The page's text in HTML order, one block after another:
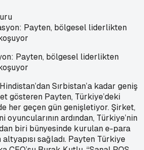
Payten, bölgesel liderlikten
Sırbistan’a kadar geniş
gösteren Payten, Türkiye’deki
her geçen gün genişletiyor. Şirket,
ardından, Türkiye’nin
biri bünyesinde kurulan e-para
sağladı. Payten Türkiye